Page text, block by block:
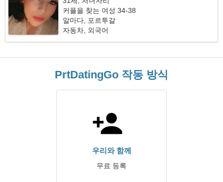
커플을 찾는 여성 34-38
알마다, 포르투갈
자동차, 외국어
PrtDatingGo 작동 방식
우리와 함께
무료 등록